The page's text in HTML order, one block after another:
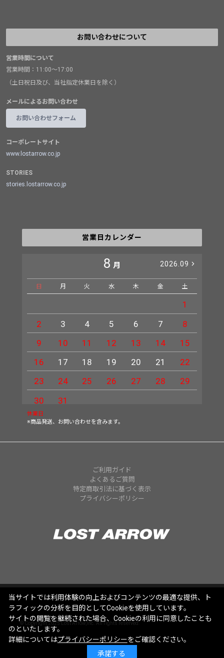
お問い合わせについて
営業時間について
営業時間：11:00～17:00
（土日祝日及び、当社指定休業日を除く）
メールによるお問い合わせ
お問い合わせフォーム
コーポレートサイト
www.lostarrow.co.jp
STORIES
stories.lostarrow.co.jp
営業日カレンダー
8 月 2026.09
日 月 火 水 木 金 土
1
2
3 4 5 6 7
8
9
10 11 12 13 14
15
16
17 18 19 20 21
22
23
24 25 26 27 28
29
30
31
休業日
※商品発送、お問い合わせを含みます。
ご利用ガイド
よくあるご質問
特定商取引法に基づく表示
プライバシーポリシー
© Copyright 2025 Lost Arrow,Inc. All rights reserved.
当サイトでは利用体験の向上およびコンテンツの最適な提供、ト
ラフィックの分析を目的としてCookieを使用しています。
サイトの閲覧を継続された場合、Cookieの利用に同意したことも
のといたします。
詳細についてはプライバシーポリシーをご確認ください。
承諾する